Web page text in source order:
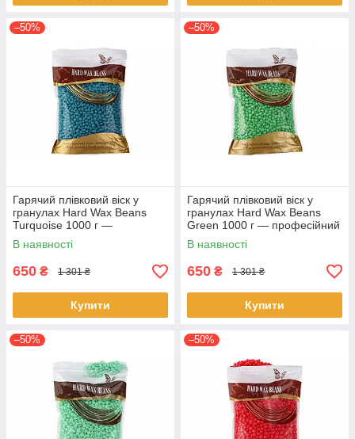
–50%
Гарячий плівковий віск у
гранулах Hard Wax Beans
Turquoise 1000 г —
професійний віск для
депіляції без смужок
В наявності
650 ₴ 1 301 ₴
Купити
–50%
Гарячий плівковий віск у
гранулах Hard Wax Beans
Green 1000 г — професійний
віск для депіляції без смужок
В наявності
650 ₴ 1 301 ₴
Купити
–50% –50%